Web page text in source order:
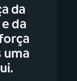
da
da
uma